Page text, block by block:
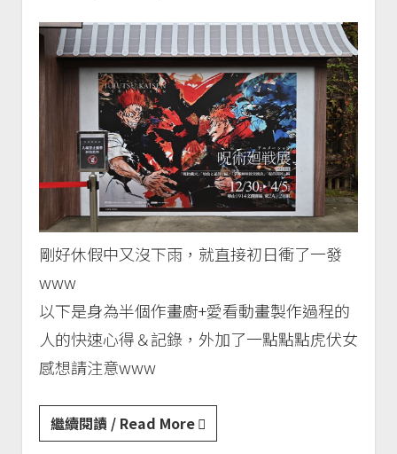
Pixiv
Instagram
EoA
剛好休假中又沒下雨，就直接初日衝了一發
www
以下是身為半個作畫廚+愛看動畫製作過程的
人的快速心得＆記錄，外加了一點點點虎伏女
感想請注意www
繼續閱讀 / Read More咒
術